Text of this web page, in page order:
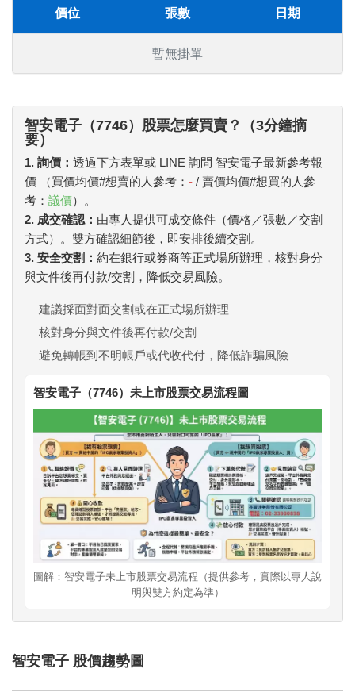
價位 張數 日期
暫無掛單
智安電子（7746）股票怎麼買賣？（3分鐘摘
要）
1. 詢價： 透過下方表單或 LINE 詢問 智安電子最新參考報
價 （買價均價#想賣的人參考： - / 賣價均價#想買的人參
考： 議價）。
2. 成交確認： 由專人提供可成交條件（價格／張數／交割
方式）。雙方確認細節後，即安排後續交割。
3. 安全交割： 約在銀行或券商等正式場所辦理，核對身分
與文件後再付款/交割，降低交易風險。
建議採面對面交割或在正式場所辦理
核對身分與文件後再付款/交割
避免轉帳到不明帳戶或代收代付，降低詐騙風險
智安電子（7746）未上市股票交易流程圖
圖解：智安電子未上市股票交易流程（提供參考，實際以專人說
明與雙方約定為準）
智安電子 股價趨勢圖